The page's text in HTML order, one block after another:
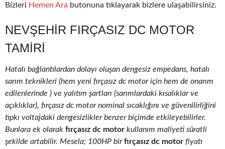
Bizleri Hemen Ara butonuna tıklayarak bizlere ulaşabilirsiniz.
NEVŞEHIR FIRÇASIZ DC MOTOR
TAMIRI
Hatalı bağlantılardan dolayı oluşan dengesiz empedans, hatalı
sarım teknikleri (hem yeni fırçasız dc motor için hem de onarım
edilenlerinde ) ve yalıtım şartları (sarımlardaki kısalıklar ve
açıklıklar), fırçasız dc motor nominal sıcaklığını ve güvenilirliğini
tıpkı voltajdaki dengesizlikler benzer biçimde etkileyebilirler.
Bunlara ek olarak fırçasız dc motor kullanım maliyeti süratli
şekilde artabilir. Mesela; 100HP birfırçasız dc motor fiyatı